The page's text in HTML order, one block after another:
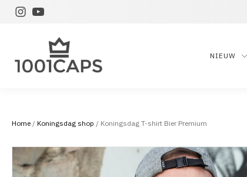
NIEUW
Home / Koningsdag shop / Koningsdag T-shirt Bier Premium